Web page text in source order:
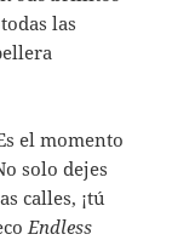
las
el momento
solo dejes
calles, ¡tú
Endless